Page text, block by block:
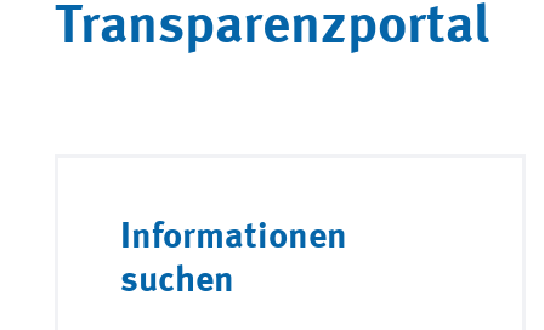
Transparenzportal
Informationen
suchen